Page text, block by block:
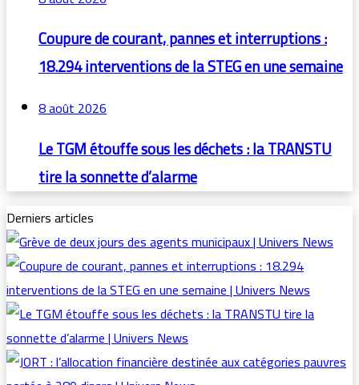
Coupure de courant, pannes et interruptions :
18.294 interventions de la STEG en une semaine
8 août 2026
Le TGM étouffe sous les déchets : la TRANSTU
tire la sonnette d’alarme
Derniers articles